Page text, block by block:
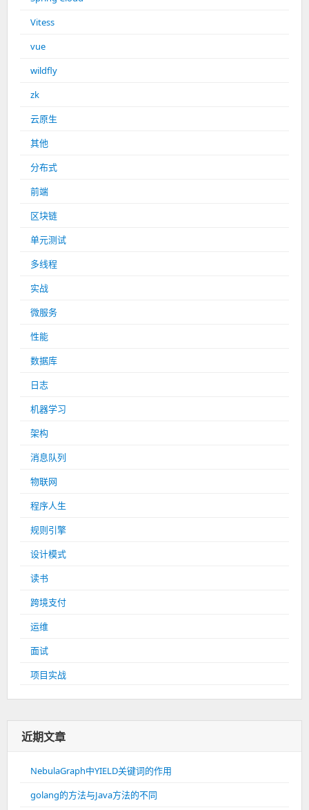
Vitess
vue
wildfly
zk
云原生
其他
分布式
前端
区块链
单元测试
多线程
实战
微服务
性能
数据库
日志
机器学习
架构
消息队列
物联网
程序人生
规则引擎
设计模式
读书
跨境支付
运维
面试
项目实战
近期文章
NebulaGraph中YIELD关键词的作用
golang的方法与Java方法的不同